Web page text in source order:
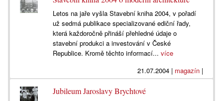
Letos na jaře vyšla Stavební kniha 2004, v pořadí
už sedmá publikace specializované ediční řady,
která každoročně přináší přehledné údaje o
stavební produkci a investování v České
Republice. Kromě těchto informací...více
21.07.2004| magazín|
Jubileum Jaroslavy Brychtové